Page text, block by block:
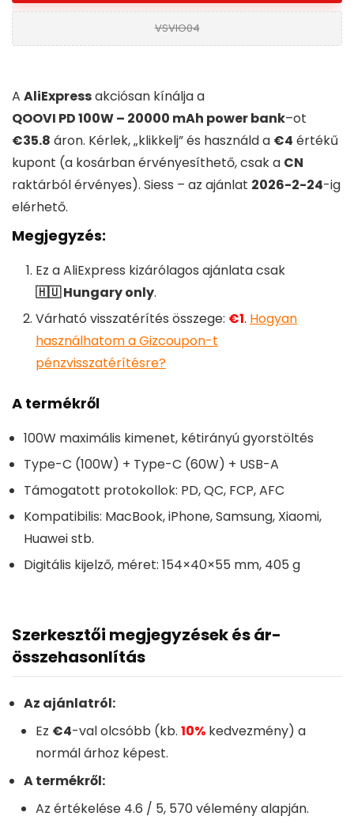
VSVIO04
A AliExpressakciósan kínálja a
QOOVI PD 100W – 20000 mAh power bank–ot
€35.8 áron. Kérlek, „klikkelj” és használd a €4 értékű
kupont (a kosárban érvényesíthető, csak a CN
raktárból érvényes). Siess – az ajánlat 2026-2-24-ig
elérhető.
Megjegyzés:
Ez aAliExpress kizárólagos ajánlata csak
🇭🇺 Hungary only.
Várható visszatérítés összege: €1. Hogyan
használhatom a Gizcoupon-t
pénzvisszatérítésre?
A termékről
100W maximális kimenet, kétirányú gyorstöltés
Type-C (100W) + Type-C (60W) + USB-A
Támogatott protokollok: PD, QC, FCP, AFC
Kompatibilis: MacBook, iPhone, Samsung, Xiaomi,
Huawei stb.
Digitális kijelző, méret: 154×40×55 mm, 405 g
Szerkesztői megjegyzések és ár-
összehasonlítás
Az ajánlatról:
Ez €4-val olcsóbb (kb. 10% kedvezmény) a
normál árhoz képest.
A termékről:
Az értékelése 4.6 / 5, 570vélemény alapján.